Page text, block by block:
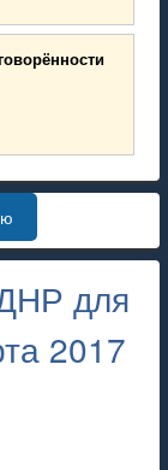
для
2017